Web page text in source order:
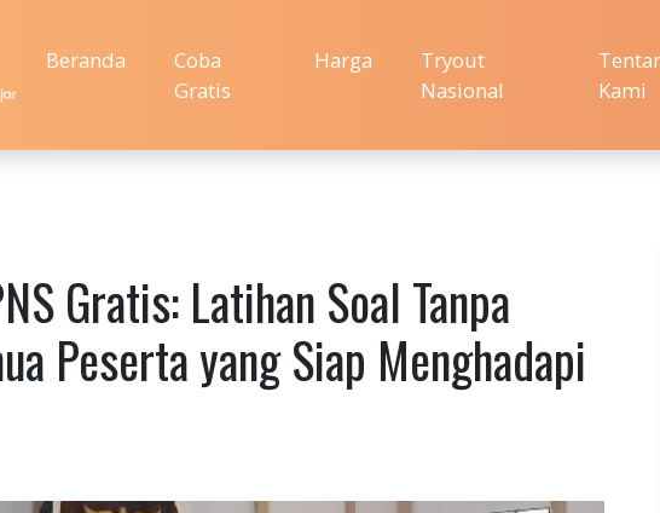
Beranda
Coba
Gratis
Harga
Tryout
Nasional
Kami
Gratis: Latihan Soal Tanpa
Peserta yang Siap Menghadapi